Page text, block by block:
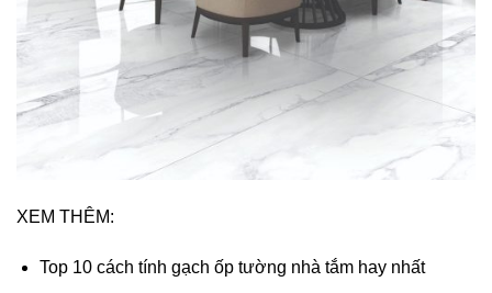
XEM THÊM:
Top 10 cách tính gạch ốp tường nhà tắm hay nhất